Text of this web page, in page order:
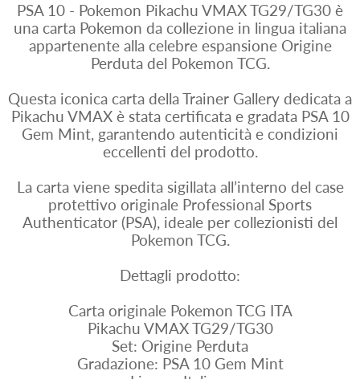
PSA 10 - Pokemon Pikachu VMAX TG29/TG30 è
una carta Pokemon da collezione in lingua italiana
appartenente alla celebre espansione Origine
Perduta del Pokemon TCG.
Questa iconica carta della Trainer Gallery dedicata a
Pikachu VMAX è stata certificata e gradata PSA 10
Gem Mint, garantendo autenticità e condizioni
eccellenti del prodotto.
La carta viene spedita sigillata all’interno del case
protettivo originale Professional Sports
Authenticator (PSA), ideale per collezionisti del
Pokemon TCG.
Dettagli prodotto:
Carta originale Pokemon TCG ITA
Pikachu VMAX TG29/TG30
Set: Origine Perduta
Gradazione: PSA 10 Gem Mint